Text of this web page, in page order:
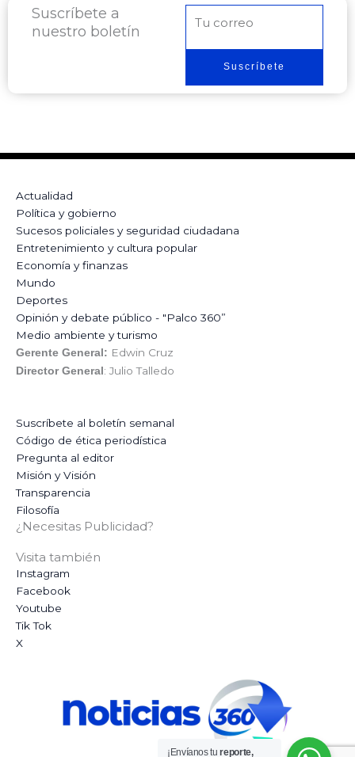
Suscríbete a
nuestro boletín
electrónico
Suscríbete
Actualidad
Política y gobierno
Sucesos policiales y seguridad ciudadana
Entretenimiento y cultura popular
Economía y finanzas
Mundo
Deportes
Opinión y debate público - "Palco 360”
Medio ambiente y turismo
Gerente General: Edwin Cruz
Director General: Julio Talledo
Suscríbete al boletín semanal
Código de ética periodística
Pregunta al editor
Misión y Visión
Transparencia
Filosofía
¿Necesitas Publicidad?
Visita también
Instagram
Facebook
Youtube
Tik Tok
X
¡Envíanos tureporte,